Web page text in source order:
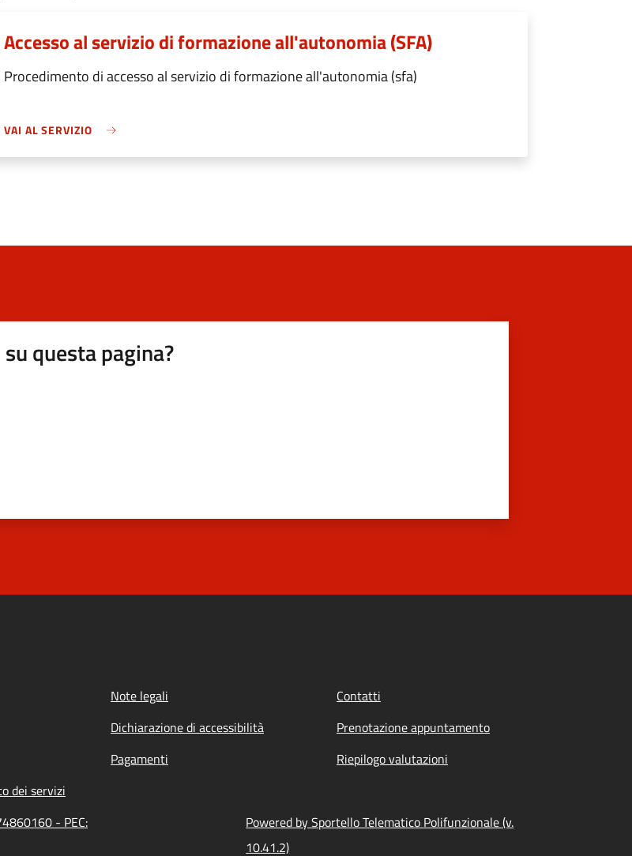
Accesso al servizio di formazione all'autonomia (SFA)
Procedimento di accesso al servizio di formazione all'autonomia (sfa)
VAI AL SERVIZIO
questa pagina?
Note legali
Contatti
Dichiarazione di accessibilità
Prenotazione appuntamento
Pagamenti
Riepilogo valutazioni
dei servizi
- PEC:
Powered by Sportello Telematico Polifunzionale (v.
10.41.2)